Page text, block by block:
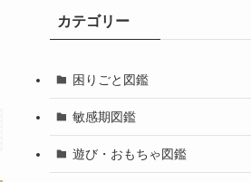
カテゴリー
困りごと図鑑
敏感期図鑑
遊び・おもちゃ図鑑